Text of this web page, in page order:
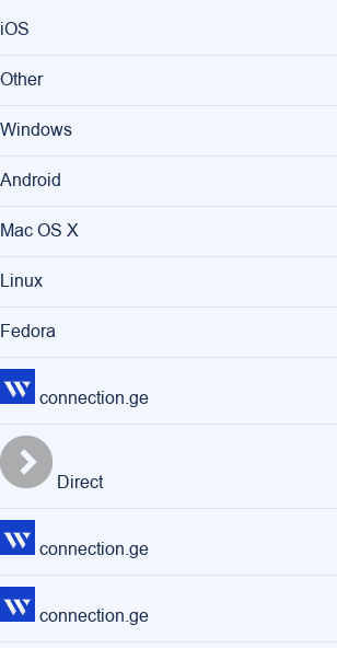
iOS
Other
Windows
Android
Mac OS X
Linux
Fedora
connection.ge
Direct
connection.ge
connection.ge